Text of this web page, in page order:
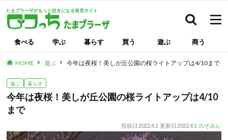
たまプラーザがもっと好きになる発見サイト
食べる 学ぶ 暮らす 買う 遊ぶ 商う
HOME 遊ぶ 今年は夜桜！美しが丘公園の桜ライトアップは4/10まで
遊ぶ 暮らす
今年は夜桜！美しが丘公園の桜ライトアップは4/10
まで
投稿日 2022.4.1 更新日 2022.4.1 のぞみん